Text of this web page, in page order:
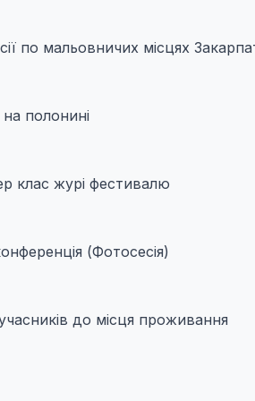
по мальовничих місцях
полонині
клас журі фестивалю
(Фотосесія)
до місця проживання